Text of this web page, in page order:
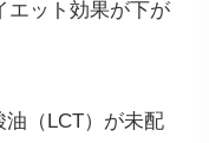
エット効果が下が
（LCT）が未配